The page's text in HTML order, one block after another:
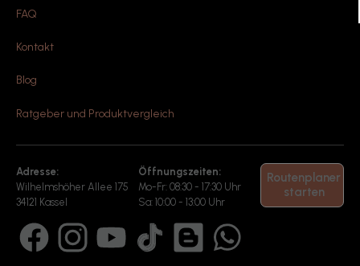
FAQ
Kontakt
Blog
Ratgeber und Produktvergleich
Adresse:
Wilhelmshöher Allee 175
34121 Kassel
Öffnungszeiten:
Mo-Fr: 08:30 - 17:30 Uhr
Sa: 10:00 - 13:00 Uhr
Routenplaner
starten
FacebookInstagramYouTube TikTok Blog WhatsApp